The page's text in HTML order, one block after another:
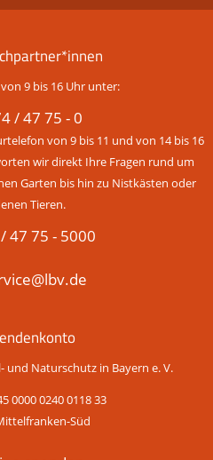
9 bis 16 Uhr unter:
/ 47 75 - 0
von 9 bis 11 und von 14 bis 16
wir direkt Ihre Fragen rund um
Garten bis hin zu Nistkästen oder
Tieren.
47 75 - 5000
und Naturschutz in Bayern e. V.
0000 0240 0118 33
Süd